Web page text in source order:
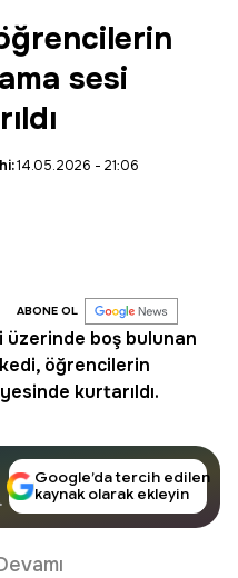
sesi
14.05.2026 - 21:06
ABONE OL
üzerinde boş bulunan
öğrencilerin
kurtarıldı.
Google’da tercih edilen
kaynak olarak ekleyin